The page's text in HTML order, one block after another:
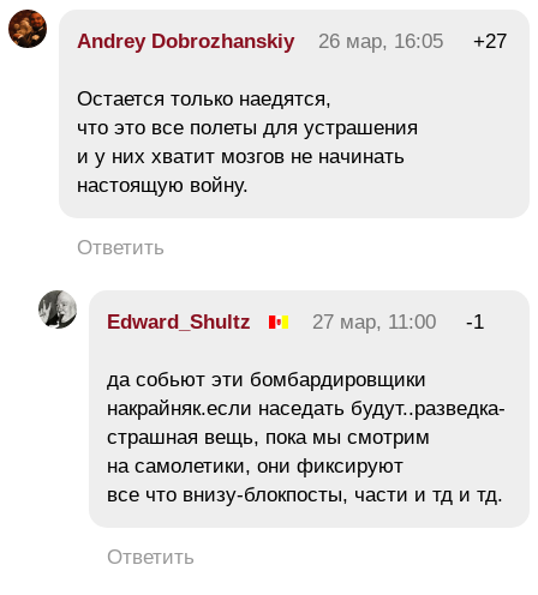
Andrey Dobrozhanskiy 26 мар, 16:05 +27
Остается только наедятся,
что это все полеты для устрашения
и у них хватит мозгов не начинать
настоящую войну.
Ответить
Edward_Shultz 27 мар, 11:00 -1
да собьют эти бомбардировщики
накрайняк.если наседать будут..разведка-
страшная вещь, пока мы смотрим
на самолетики, они фиксируют
все что внизу-блокпосты, части и тд и тд.
Ответить